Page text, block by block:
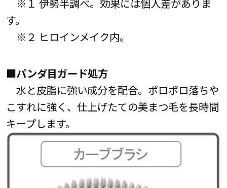
※１ 伊勢半調べ。効果には個人差がありま
す。
※２ ヒロインメイク内。
■パンダ目ガード処方
水と皮脂に強い成分を配合。ポロポロ落ちや
こすれに強く、仕上げたての美まつ毛を長時間
キープします。